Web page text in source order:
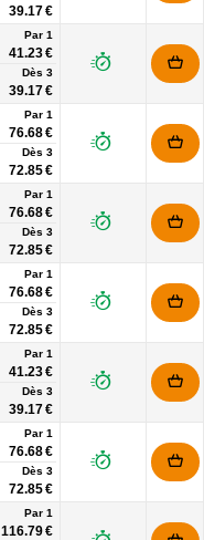
39.17 €
Par 1
41.23 €
Dès 3
39.17 €
Par 1
76.68 €
Dès 3
72.85 €
Par 1
76.68 €
Dès 3
72.85 €
Par 1
76.68 €
Dès 3
72.85 €
Par 1
41.23 €
Dès 3
39.17 €
Par 1
76.68 €
Dès 3
72.85 €
Par 1
116.79 €